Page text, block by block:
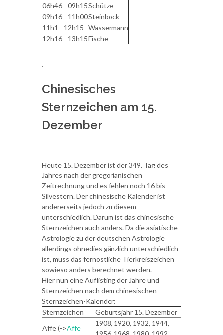
06h46 - 09h15Schütze
09h16 - 11h00Steinbock
11h1 - 12h15 Wassermann
12h16 - 13h15Fische
.
Chinesisches
Sternzeichen am 15.
Dezember
Heute 15. Dezember ist der 349. Tag des
Jahres nach der gregorianischen
Zeitrechnung und es fehlen noch 16 bis
Silvestern. Der chinesische Kalender ist
andererseits jedoch zu diesem
unterschiedlich. Darum ist das chinesische
Sternzeichen auch anders. Da die asiatische
Astrologie zu der deutschen Astrologie
allerdings ohnedies gänzlich unterschiedlich
ist, muss das fernöstliche Tierkreiszeichen
sowieso anders berechnet werden.
Hier nun eine Auflisting der Jahre und
Sternzeichen nach dem chinesischen
Sternzeichen-Kalender:
Sternzeichen
Geburtsjahr 15. Dezember
Affe (->Affe
1908, 1920, 1932, 1944,
1956, 1968, 1980, 1992,